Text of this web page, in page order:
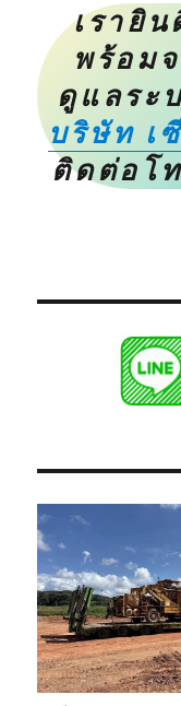
เรายิ
พร้อม
ดูแลระ
บริษัท เ
ติดต่อโ